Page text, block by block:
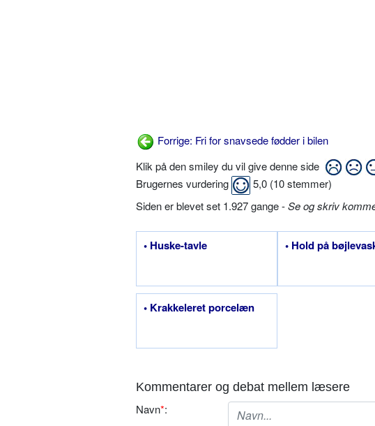
Forrige: Fri for snavsede fødder i bilen
Klik på den smiley du vil give denne side
Brugernes vurdering
5,0 (10stemmer)
Siden er blevet set 1.927 gange -Se og skriv
• Huske-tavle • Hold på
• Krakkeleret porcelæn
Kommentarer og debat mellem læsere
Navn*: